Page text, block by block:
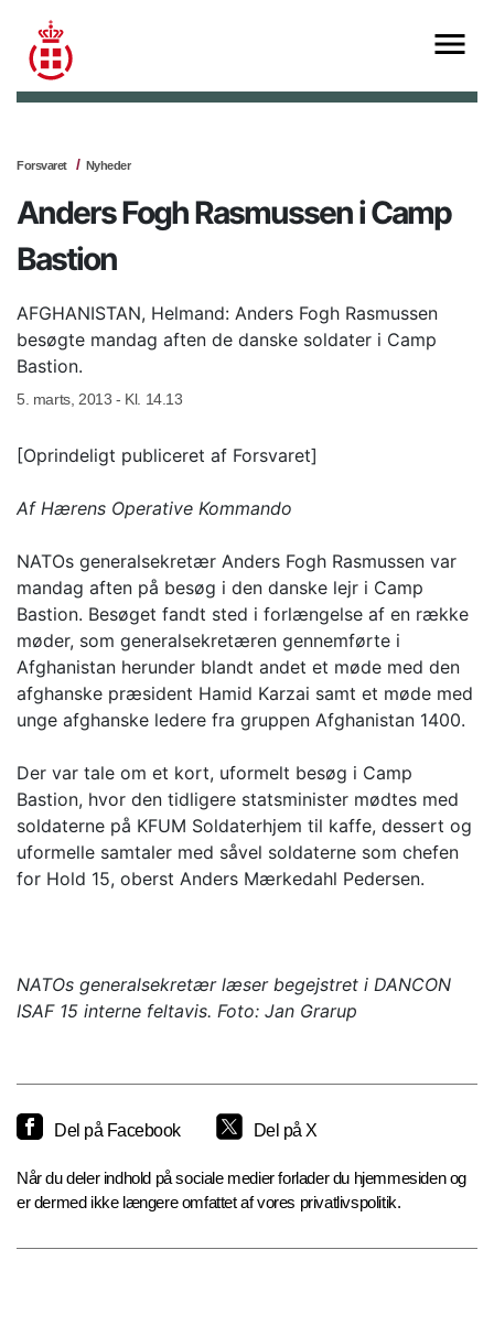
Forsvaret Nyheder
Anders Fogh Rasmussen i Camp
Bastion
AFGHANISTAN, Helmand: Anders Fogh Rasmussen
besøgte mandag aften de danske soldater i Camp
Bastion.
5. marts, 2013 - Kl. 14.13
[Oprindeligt publiceret af Forsvaret]
Af Hærens Operative Kommando
NATOs generalsekretær Anders Fogh Rasmussen var
mandag aften på besøg i den danske lejr i Camp
Bastion. Besøget fandt sted i forlængelse af en række
møder, som generalsekretæren gennemførte i
Afghanistan herunder blandt andet et møde med den
afghanske præsident Hamid Karzai samt et møde med
unge afghanske ledere fra gruppen Afghanistan 1400.
Der var tale om et kort, uformelt besøg i Camp
Bastion, hvor den tidligere statsminister mødtes med
soldaterne på KFUM Soldaterhjem til kaffe, dessert og
uformelle samtaler med såvel soldaterne som chefen
for Hold 15, oberst Anders Mærkedahl Pedersen.
NATOs generalsekretær læser begejstret i DANCON
ISAF 15 interne feltavis. Foto: Jan Grarup
Del på Facebook Del på X
Når du deler indhold på sociale medier forlader du hjemmesiden og
er dermed ikke længere omfattet af vores privatlivspolitik.